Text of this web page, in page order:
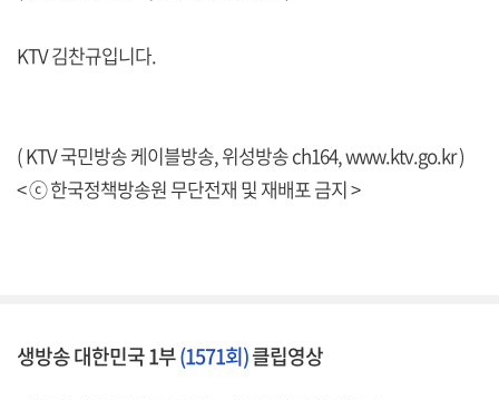
KTV 김찬규입니다.
( KTV 국민방송 케이블방송, 위성방송 ch164,www.ktv.go.kr)
< ⓒ 한국정책방송원 무단전재 및 재배포 금지 >
생방송 대한민국 1부(1571회)클립영상